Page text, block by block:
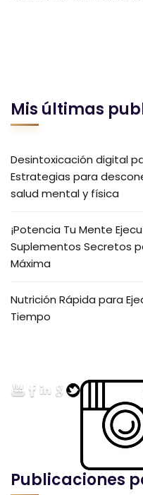
Mis últimas
Desintoxicación digital
Estrategias para
salud mental y física
¡Potencia Tu Mente
Suplementos Secretos
Máxima
Nutrición Rápida para
Tiempo
Publicaciones